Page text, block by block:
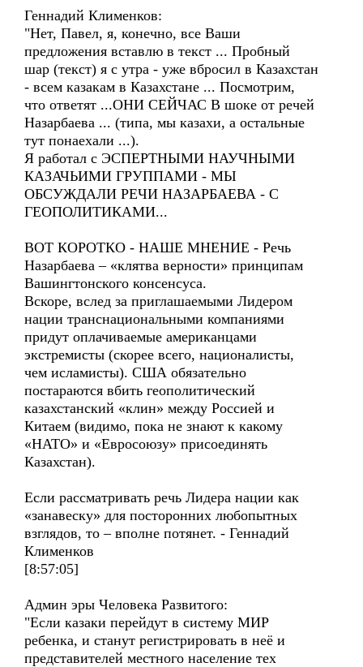
Геннадий Клименков:
"Нет, Павел, я, конечно, все Ваши
предложения вставлю в текст ... Пробный
шар (текст) я с утра - уже вбросил в Казахстан
- всем казакам в Казахстане ... Посмотрим,
что ответят ...ОНИ СЕЙЧАС В шоке от речей
Назарбаева ... (типа, мы казахи, а остальные
тут понаехали ...).
Я работал с ЭСПЕРТНЫМИ НАУЧНЫМИ
КАЗАЧЬИМИ ГРУППАМИ - МЫ
ОБСУЖДАЛИ РЕЧИ НАЗАРБАЕВА - С
ГЕОПОЛИТИКАМИ...
ВОТ КОРОТКО - НАШЕ МНЕНИЕ - Речь
Назарбаева – «клятва верности» принципам
Вашингтонского консенсуса.
Вскоре, вслед за приглашаемыми Лидером
нации транснациональными компаниями
придут оплачиваемые американцами
экстремисты (скорее всего, националисты,
чем исламисты). США обязательно
постараются вбить геополитический
казахстанский «клин» между Россией и
Китаем (видимо, пока не знают к какому
«НАТО» и «Евросоюзу» присоединять
Казахстан).
Если рассматривать речь Лидера нации как
«занавеску» для посторонних любопытных
взглядов, то – вполне потянет. - Геннадий
Клименков
[8:57:05]
Админ эры Человека Развитого:
"Если казаки перейдут в систему МИР
ребенка, и станут регистрировать в неё и
представителей местного население тех